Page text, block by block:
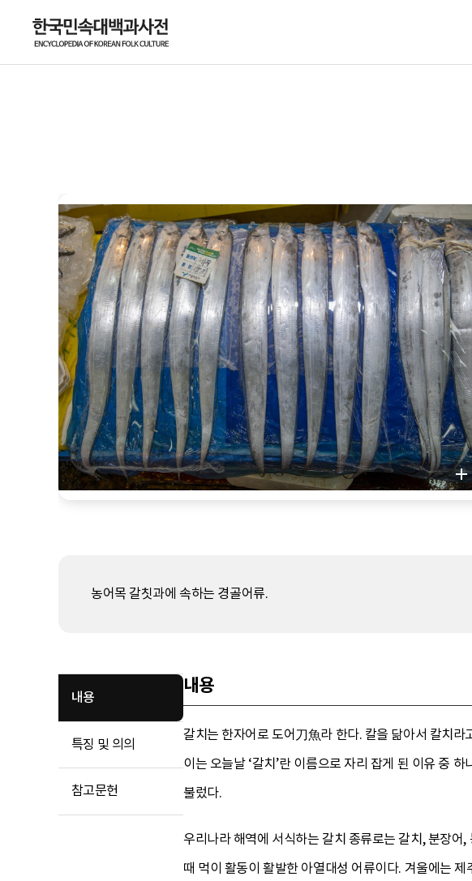
농어목 갈칫과에 속하는 경골어류.
내용
특징 및 의의
참고문헌
내용
갈치는 한자어로 도어刀魚라 한다. 칼을 닮아서 칼치라
이는 오늘날 ‘갈치’란 이름으로 자리 잡게 된 이유 중
불렀다.
우리나라 해역에 서식하는 갈치 종류로는 갈치, 분장
때 먹이 활동이 활발한 아열대성 어류이다. 겨울에는